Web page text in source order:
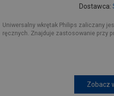
Dostawca:
Uniwersalny wkrętak Philips zaliczany
ręcznych. Znajduje zastosowanie przy
Zobacz